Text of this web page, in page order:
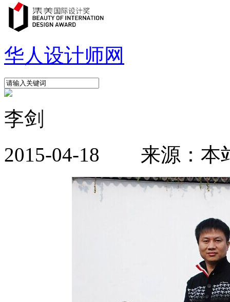
华人设计师网
李剑
2015-04-18 来源：